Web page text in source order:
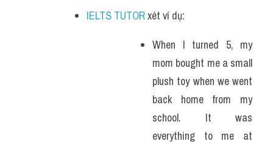
IELTS TUTOR xét ví dụ:
When I turned 5, my
mom bought me a small
plush toy when we went
back home from my
school. It was
everything to me at